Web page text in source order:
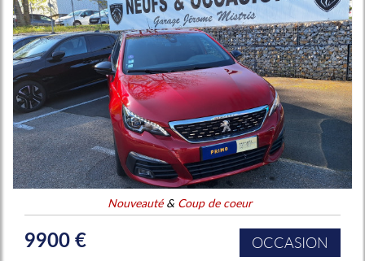
Nouveauté& Coup de coeur
9900 € OCCASION